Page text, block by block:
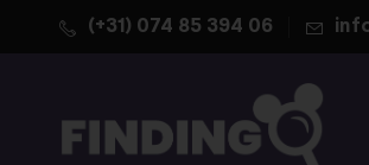
(+31) 074 85 394 06